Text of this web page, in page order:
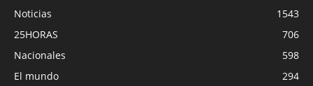
Noticias
1543
25HORAS
706
Nacionales
598
El mundo
294